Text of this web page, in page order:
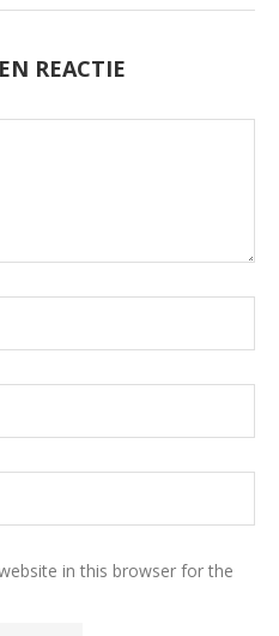
REACTIE
in this browser for the